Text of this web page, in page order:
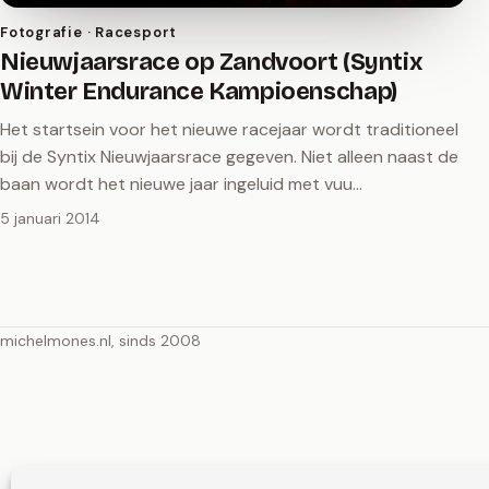
Fotografie · Racesport
Nieuwjaarsrace op Zandvoort (Syntix
Winter Endurance Kampioenschap)
Het startsein voor het nieuwe racejaar wordt traditioneel
bij de Syntix Nieuwjaarsrace gegeven. Niet alleen naast de
baan wordt het nieuwe jaar ingeluid met vuu…
5 januari 2014
michelmones.nl, sinds 2008